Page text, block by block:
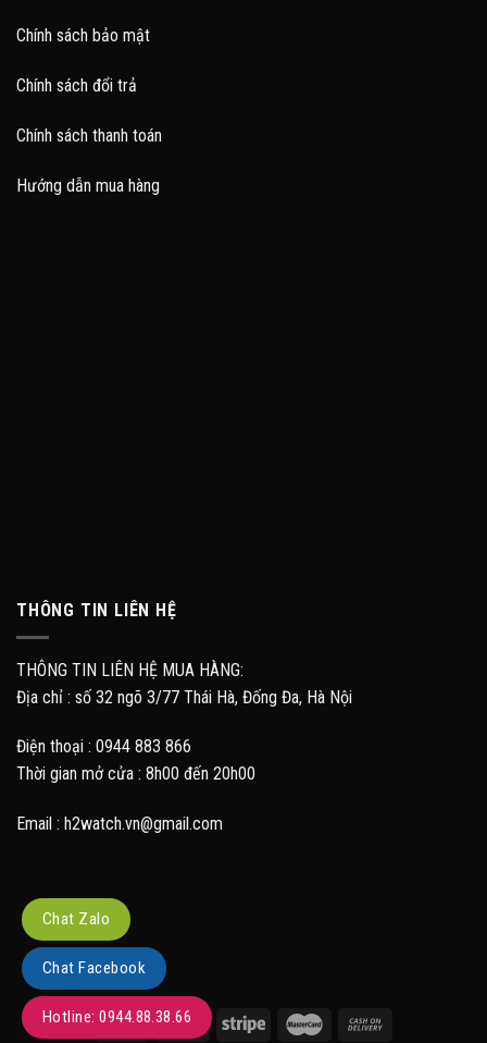
Chính sách bảo mật
Chính sách đổi trả
Chính sách thanh toán
Hướng dẫn mua hàng
THÔNG TIN LIÊN HỆ
THÔNG TIN LIÊN HỆ MUA HÀNG:
Địa chỉ : số 32 ngõ 3/77 Thái Hà, Đống Đa, Hà Nội
Điện thoại : 0944 883 866
Thời gian mở cửa : 8h00 đến 20h00
Email : h2watch.vn@gmail.com
Chat Zalo
Chat Facebook
Hotline: 0944.88.38.66